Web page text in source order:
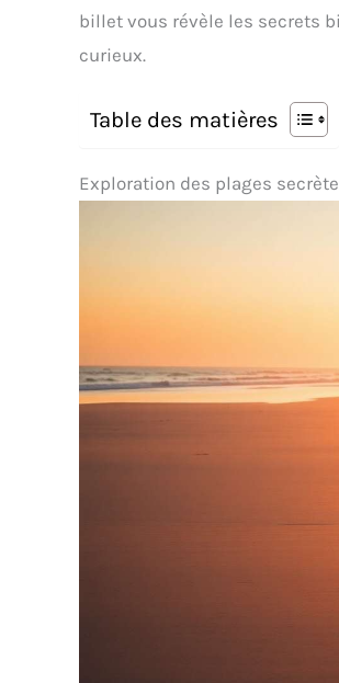
billet vous révèle les secrets
curieux.
Table des matières
Exploration des plages